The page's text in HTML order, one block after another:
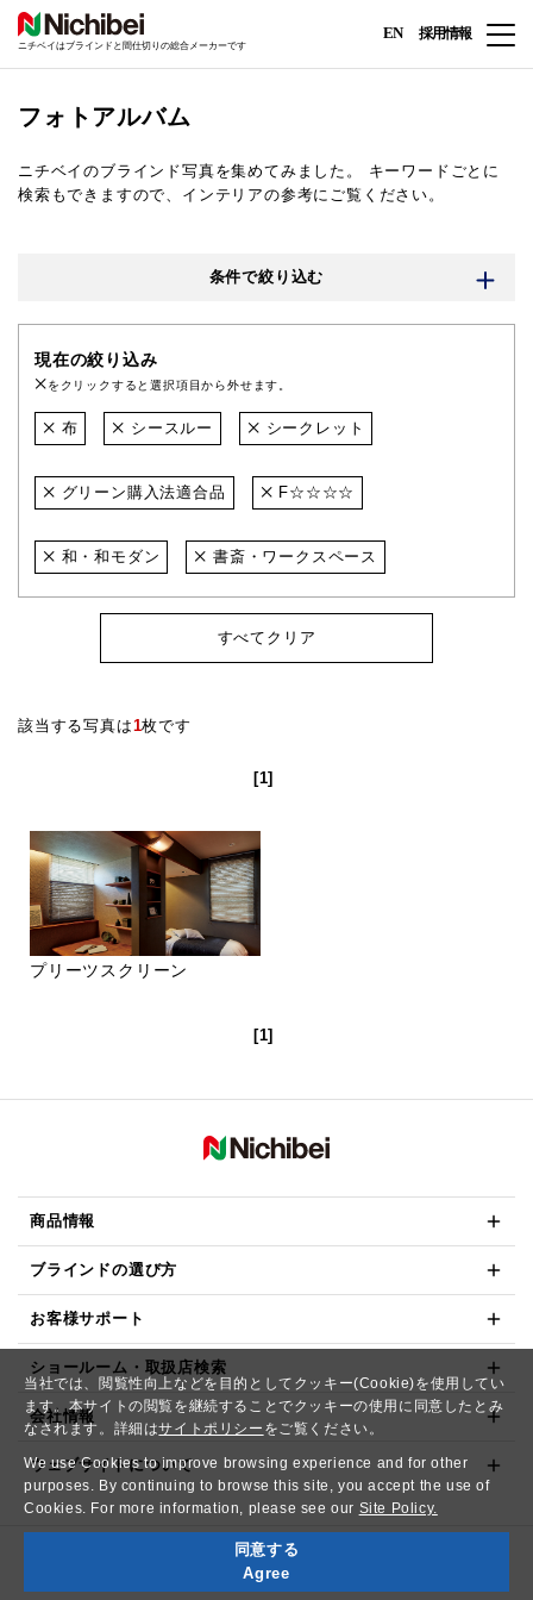
当社では、閲覧性向上などを目的としてクッキー(Cookie)を使用してい
ます。本サイトの閲覧を継続することでクッキーの使用に同意したとみ
なされます。詳細はサイトポリシー をご覧ください。
We use Cookies to improve browsing experience and for other
purposes. By continuing to browse this site, you accept the use of
Cookies. For more information, please see our Site Policy.
同意する
Agree
ニチベイはブラインドと間仕切りの総合メーカーです
EN 採用情報
フォトアルバム
ニチベイのブラインド写真を集めてみました。
キーワードごとに
検索もできますので、インテリアの参考にご覧ください。
条件で絞り込む
現在の絞り込み
をクリックすると選択項目から外せます。
布 シースルー シークレット
グリーン購入法適合品 F☆☆☆☆
和・和モダン 書斎・ワークスペース
すべてクリア
該当する写真は1枚です
[1]
プリーツスクリーン
[1]
商品情報
ブラインドの選び方
お客様サポート
ショールーム・取扱店検索
会社情報
ウェブサイトについて
Copyright© NICHIBEI CO.,LTD. All Rights Reserved.